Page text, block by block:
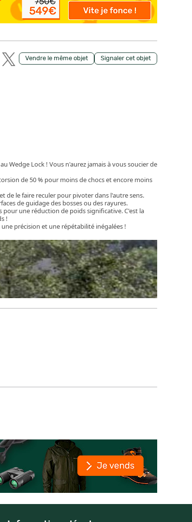
Vendre le même objet Signaler cet objet
Wedge Lock ! Vous n'aurez jamais à vous soucier de
de 50 % pour moins de chocs et encore moins
de le faire reculer pour pivoter dans l'autre sens.
de guidage des bosses ou des rayures.
pour une réduction de poids significative. C'est la
!
précision et une répétabilité inégalées !